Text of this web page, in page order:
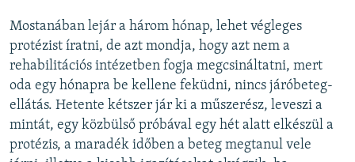
Mostanában lejár a három hónap, lehet végleges
protézist íratni, de azt mondja, hogy azt nem a
rehabilitációs intézetben fogja megcsináltatni, mert
oda egy hónapra be kellene feküdni, nincs járóbeteg-
ellátás. Hetente kétszer jár ki a műszerész, leveszi a
mintát, egy közbülső próbával egy hét alatt elkészül a
protézis, a maradék időben a beteg megtanul vele